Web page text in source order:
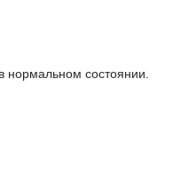
нормальном состоянии.